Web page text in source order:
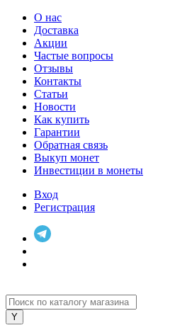
О нас
Доставка
Акции
Частые вопросы
Отзывы
Контакты
Статьи
Новости
Как купить
Гарантии
Обратная связь
Выкуп монет
Инвестиции в монеты
Вход
Регистрация